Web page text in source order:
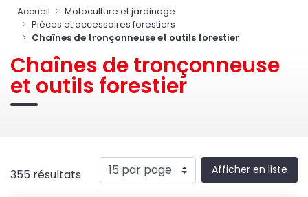
Accueil
Motoculture et jardinage
Pièces et accessoires forestiers
Chaînes de tronçonneuse et outils forestier
Chaînes de tronçonneuse
et outils forestier
355 résultats Afficher en liste